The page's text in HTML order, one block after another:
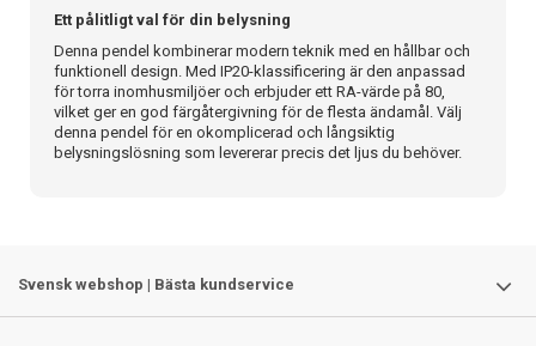
Ett pålitligt val för din belysning
Denna pendel kombinerar modern teknik med en hållbar och
funktionell design. Med IP20-klassificering är den anpassad
för torra inomhusmiljöer och erbjuder ett RA-värde på 80,
vilket ger en god färgåtergivning för de flesta ändamål. Välj
denna pendel för en okomplicerad och långsiktig
belysningslösning som levererar precis det ljus du behöver.
Svensk webshop | Bästa kundservice